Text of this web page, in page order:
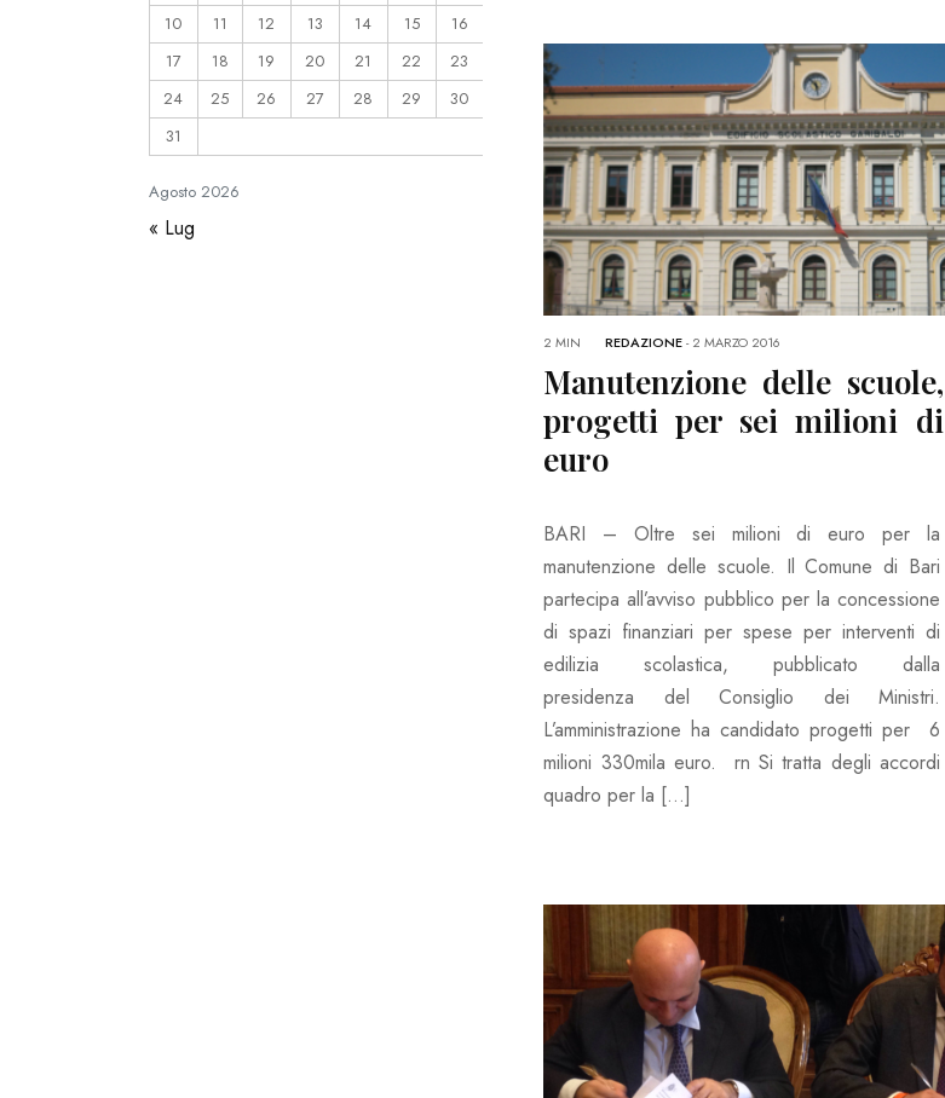
REDAZIONE-2 MARZO 2016
2 MIN
Manutenzione delle scuole,
progetti per sei milioni di
euro
BARI – Oltre sei milioni di euro per la
manutenzione delle scuole. Il Comune di Bari
partecipa all’avviso pubblico per la concessione
di spazi finanziari per spese per interventi di
edilizia scolastica, pubblicato dalla
presidenza del Consiglio dei Ministri.
L’amministrazione ha candidato progetti per 6
milioni 330mila euro. rn Si tratta degli accordi
quadro per la […]
Agosto2026
10
11 12 13 14 15
16
17
18 19 20 21 22
23
24
25 26 27 28 29
30
31
« Lug